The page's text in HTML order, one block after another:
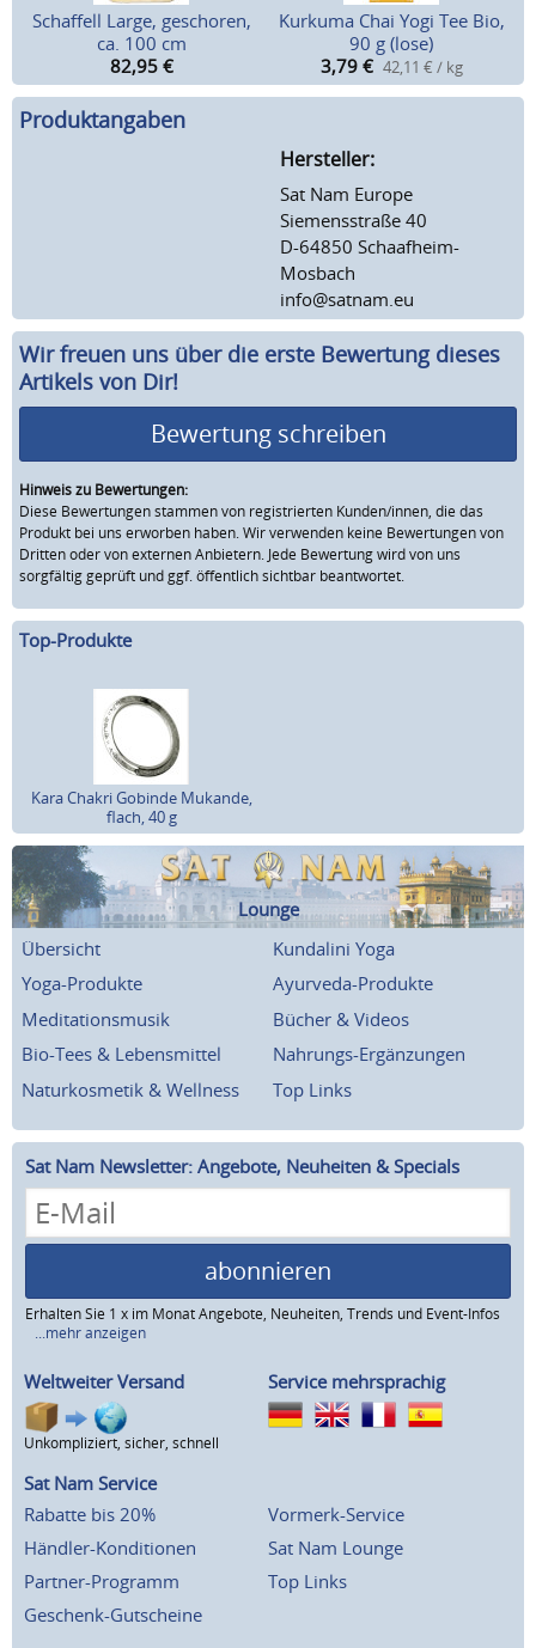
Schaffell Large, geschoren,
ca. 100 cm
82,95 €
Kurkuma Chai Yogi Tee Bio,
90 g (lose)
3,79 € 42,11 € / kg
Produktangaben
Hersteller:
Sat Nam Europe
Siemensstraße 40
D-64850 Schaafheim-
Mosbach
info@satnam.eu
Wir freuen uns über die erste Bewertung dieses
Artikels von Dir!
Bewertung schreiben
Hinweis zu Bewertungen:
Diese Bewertungen stammen von registrierten Kunden/innen, die das
Produkt bei uns erworben haben. Wir verwenden keine Bewertungen von
Dritten oder von externen Anbietern. Jede Bewertung wird von uns
sorgfältig geprüft und ggf. öffentlich sichtbar beantwortet.
Top-Produkte
Kara Chakri Gobinde Mukande,
flach, 40 g
Lounge
Übersicht
Kundalini Yoga
Yoga-Produkte
Ayurveda-Produkte
Meditationsmusik
Bücher & Videos
Bio-Tees & Lebensmittel
Nahrungs-Ergänzungen
Naturkosmetik & Wellness
Top Links
Sat Nam Newsletter: Angebote, Neuheiten & Specials
abonnieren
Erhalten Sie 1 x im Monat Angebote, Neuheiten, Trends und Event-Infos
...mehr anzeigen
Weltweiter Versand
Unkompliziert, sicher, schnell
Service mehrsprachig
Sat Nam Service
Rabatte bis 20%
Händler-Konditionen
Partner-Programm
Geschenk-Gutscheine
Vormerk-Service
Sat Nam Lounge
Top Links